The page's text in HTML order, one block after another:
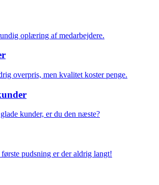
oplæring af medarbejdere.
overpris, men kvalitet koster penge.
kunder, er du den næste?
pudsning er der aldrig langt!